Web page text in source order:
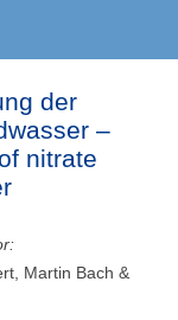
der
–
nitrate
Martin Bach &